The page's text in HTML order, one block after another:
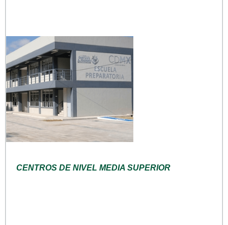
CENTROS DE NIVEL MEDIA SUPERIOR